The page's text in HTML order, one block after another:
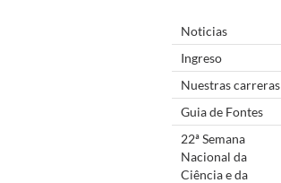
Noticias
Ingreso
Nuestras carreras
Guia de Fontes
22ª Semana
Nacional da
Ciência e da